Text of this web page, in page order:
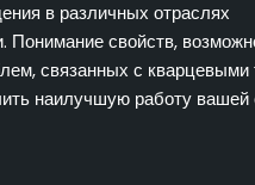
в различных отраслях
Понимание свойств,
связанных с кварцевыми
наилучшую работу вашей